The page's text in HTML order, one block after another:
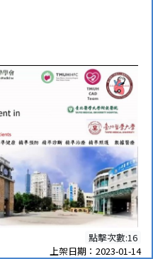
點擊次數:16
上架日期：2023-01-14